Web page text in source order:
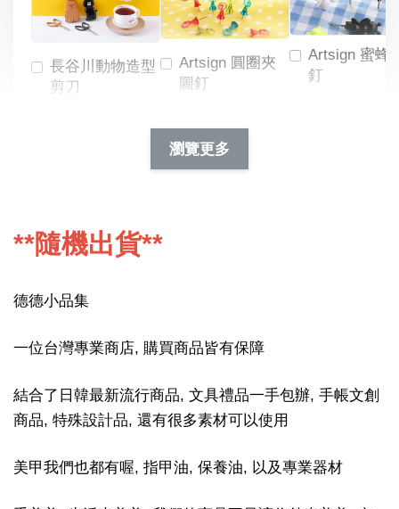
長谷川動物造型
剪刀
Artsign 圓圈夾
圖釘
NT$ 19.00
NT$ 66.00
Artsign 蜜蜂
釘
瀏覽更多
**隨機出貨**
德德小品集
一位台灣專業商店, 購買商品皆有保障
結合了日韓最新流行商品, 文具禮品一手包辦, 手帳文創
商品, 特殊設計品, 還有很多素材可以使用
美甲我們也都有喔, 指甲油, 保養油, 以及專業器材